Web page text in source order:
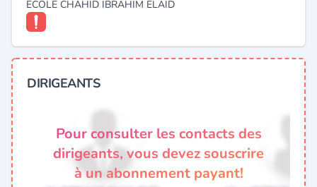
ECOLE CHAHID IBRAHIM ELAID
DIRIGEANTS
Pour consulter les contacts des
dirigeants, vous devez souscrire
à un abonnement payant!